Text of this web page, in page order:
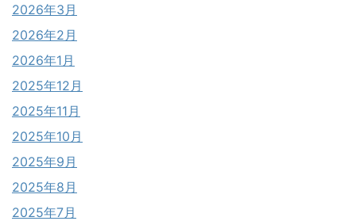
2026年3月
2026年2月
2026年1月
2025年12月
2025年11月
2025年10月
2025年9月
2025年8月
2025年7月